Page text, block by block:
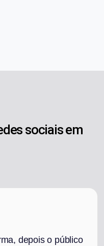
sociais em
depois o público